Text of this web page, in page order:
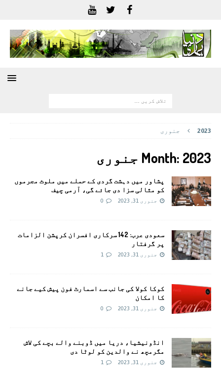
2023 جنوری
Month: 2023 جنوری
پشاور میں دہشت گردی کے حملے میں ملوث مجرموں
کو مثالی سزا دی جائے گی، آرمی چیف
جنوری 31, 2023 0
سعودی عرب: 142 سرکاری افسران کرپشن الزامات
پر گرفتار
جنوری 31, 2023 1
کوکا کولا کی جانب سے اسمارٹ فون پیش کیے جانے
کا امکان
جنوری 31, 2023 0
انڈونیشیا، دریا میں ڈوبنے والے بچے کی لاش
مگرمچھ نے والدین کو لوٹا دی
جنوری 31, 2023 1